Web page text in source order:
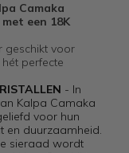
Camaka
een 18K
geschikt voor
perfecte
- In
Kalpa Camaka
voor hun
en duurzaamheid.
sieraad wordt